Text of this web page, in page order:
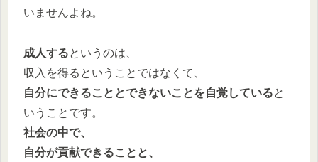
いませんよね。
成人するというのは、
収入を得るということではなくて、
自分にできることとできないことを自覚していると
いうことです。
社会の中で、
自分が貢献できることと、